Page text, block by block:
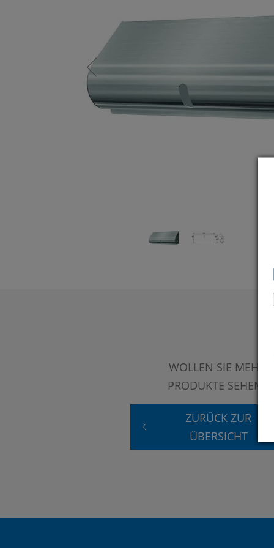
WOLLEN SIE MEHR
PRODUKTE SEHEN?
ZURÜCK ZUR
ÜBERSICHT